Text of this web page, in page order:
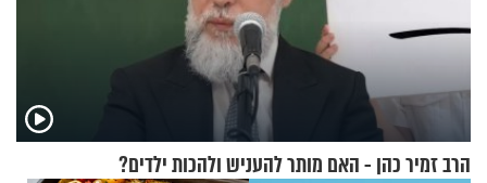
הרב זמיר כהן - האם מותר להעניש ולהכות ילדים?